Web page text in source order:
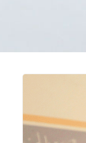
الشيخ قاسم في
الرمضانية الأولى